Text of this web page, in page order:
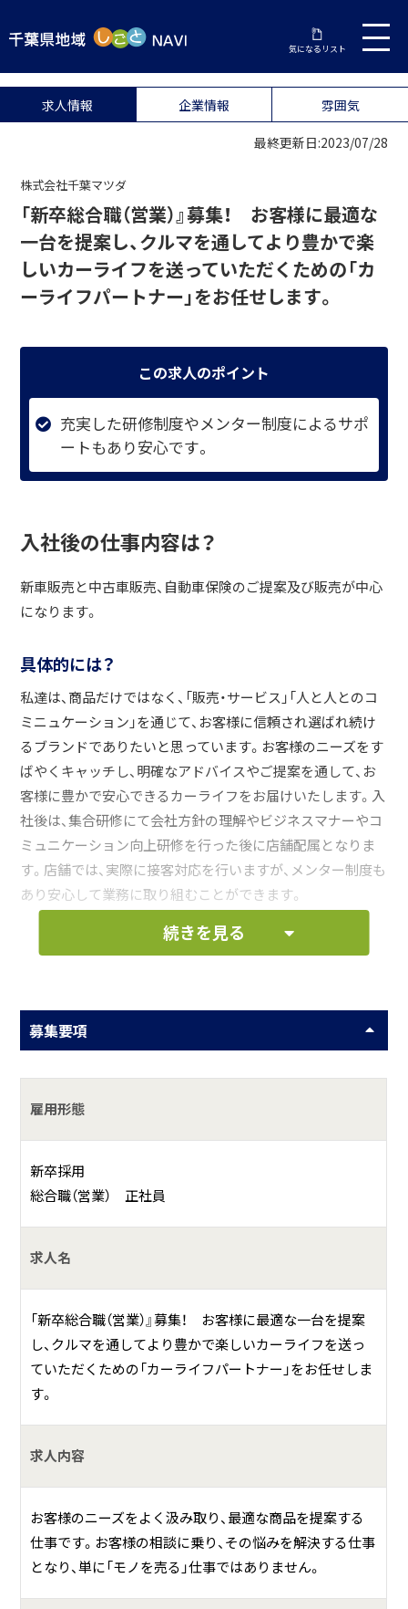
気になるリスト
求人情報 企業情報 雰囲気
最終更新日:2023/07/28
株式会社千葉マツダ
「新卒総合職（営業）』募集！ お客様に最適な
一台を提案し、クルマを通してより豊かで楽
しいカーライフを送っていただくための「カ
ーライフパートナー」をお任せします。
この求人のポイント
充実した研修制度やメンター制度によるサポ
ートもあり安心です。
入社後の仕事内容は？
新車販売と中古車販売、自動車保険のご提案及び販売が中心
になります。
具体的には？
私達は、商品だけではなく、「販売・サービス」「人と人とのコ
ミニュケーション」を通じて、お客様に信頼され選ばれ続け
るブランドでありたいと思っています。お客様のニーズをす
ばやくキャッチし、明確なアドバイスやご提案を通して、お
客様に豊かで安心できるカーライフをお届けいたします。入
社後は、集合研修にて会社方針の理解やビジネスマナーやコ
ミュニケーション向上研修を行った後に店舗配属となりま
す。店舗では、実際に接客対応を行いますが、メンター制度も
あり安心して業務に取り組むことができます。
お仕事の一例として、以下のような業務を想定し
マツダの新車販売と中古車販売、自動車保険のご提案
及び販売
何をしている会社？
マツダのクルマを千葉県で販売している「販売会社」です。
続きを見る
募集要項
雇用形態
新卒採用
総合職（営業） 正社員
求人名
「新卒総合職（営業）』募集！ お客様に最適な一台を提案
し、クルマを通してより豊かで楽しいカーライフを送っ
ていただくための「カーライフパートナー」をお任せしま
す。
求人内容
お客様のニーズをよく汲み取り、最適な商品を提案する
仕事です。お客様の相談に乗り、その悩みを解決する仕事
となり、単に「モノを売る」仕事ではありません。